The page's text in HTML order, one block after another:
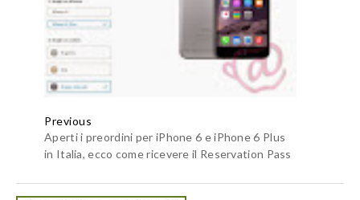
Previous
Aperti i preordini per iPhone 6 e iPhone 6 Plus
in Italia, ecco come ricevere il Reservation Pass